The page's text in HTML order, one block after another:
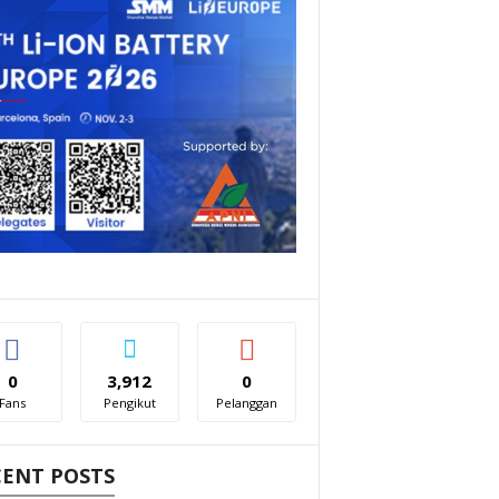
0
Fans
3,912
Pengikut
0
Pelanggan
POSTS